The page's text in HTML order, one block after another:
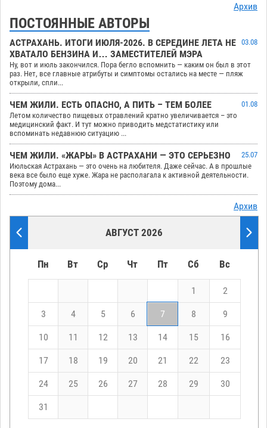
Архив
ПОСТОЯННЫЕ АВТОРЫ
АСТРАХАНЬ. ИТОГИ ИЮЛЯ-2026. В СЕРЕДИНЕ ЛЕТА НЕ
ХВАТАЛО БЕНЗИНА И… ЗАМЕСТИТЕЛЕЙ МЭРА
03.08
Ну, вот и июль закончился. Пора бегло вспомнить — каким он был в этот
раз. Нет, все главные атрибуты и симптомы остались на месте — пляж
открыли, спли...
ЧЕМ ЖИЛИ. ЕСТЬ ОПАСНО, А ПИТЬ – ТЕМ БОЛЕЕ
01.08
Летом количество пищевых отравлений кратно увеличивается – это
медицинский факт. И тут можно приводить медстатистику или
вспоминать недавнюю ситуацию ...
ЧЕМ ЖИЛИ. «ЖАРЫ» В АСТРАХАНИ — ЭТО СЕРЬЕЗНО
25.07
Июльская Астрахань — это очень на любителя. Даже сейчас. А в прошлые
века все было еще хуже. Жара не располагала к активной деятельности.
Поэтому дома...
Архив
АВГУСТ 2026
Пн Вт Ср Чт Пт Сб Вс
1 2
3 4 5 6 7 8 9
10 11 12 13 14 15 16
17 18 19 20 21 22 23
24 25 26 27 28 29 30
31